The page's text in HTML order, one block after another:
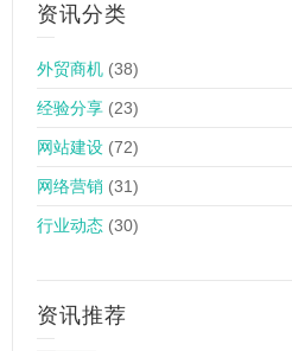
资讯分类
外贸商机 (38)
经验分享 (23)
网站建设 (72)
网络营销 (31)
行业动态 (30)
资讯推荐